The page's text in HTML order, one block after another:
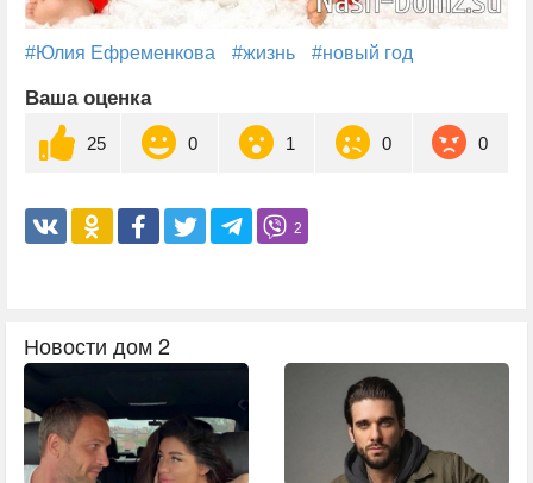
#Юлия Ефременкова #жизнь #новый год
Ваша оценка
25 0 1 0 0
2
Новости дом 2